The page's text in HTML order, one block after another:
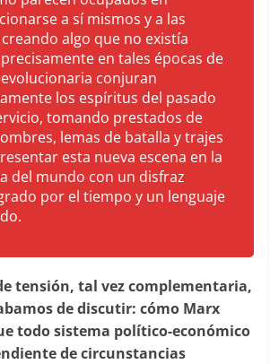
a sí mismos y a las
creando algo que no existía
en tales épocas de
conjuran
los espíritus del pasado
tomando prestados de
lemas de batalla y trajes
esta nueva escena en la
del mundo con un disfraz
por el tiempo y un lenguaje
tensión, tal vez complementaria,
de discutir: cómo Marx
todo sistema político-económico
de circunstancias